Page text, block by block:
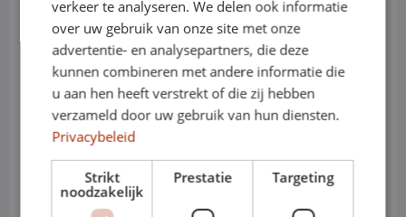
• Transmissie: handgeschakeld of
automaat
• Varianten: Hatchback / Estate
(Sportstourer)
• Cabines: Personenauto
verkeer te analyseren. We delen ook informatie
over uw gebruik van onze site met onze
advertentie- en analysepartners, die deze
kunnen combineren met andere informatie die
u aan hen heeft verstrekt of die zij hebben
verzameld door uw gebruik van hun diensten.
Privacybeleid
Strikt
noodzakelijk
Prestatie Targeting